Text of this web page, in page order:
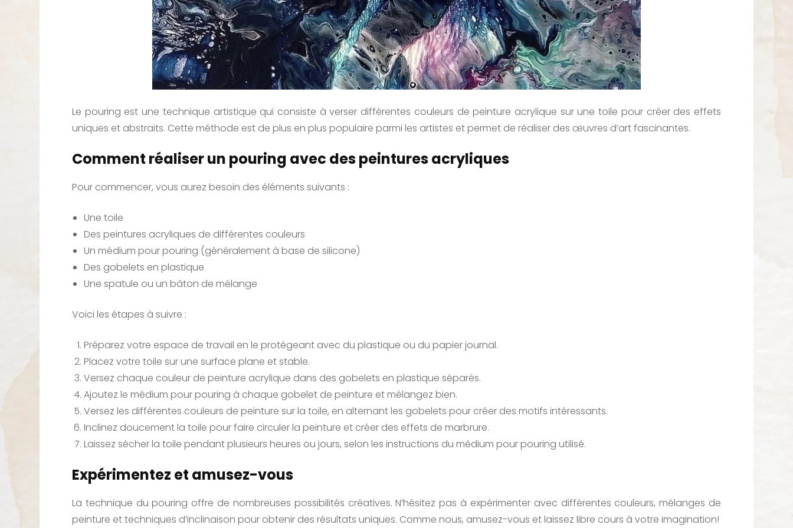
Le pouring est une technique artistique qui consiste à verser différentes couleurs de peinture acrylique sur une toile pour créer des effets
uniques et abstraits. Cette méthode est de plus en plus populaire parmi les artistes et permet de réaliser des œuvres d’art fascinantes.
Comment réaliser un pouring avec des peintures acryliques
Pour commencer, vous aurez besoin des éléments suivants :
Une toile
Des peintures acryliques de différentes couleurs
Un médium pour pouring (généralement à base de silicone)
Des gobelets en plastique
Une spatule ou un bâton de mélange
Voici les étapes à suivre :
Préparez votre espace de travail en le protégeant avec du plastique ou du papier journal.
Placez votre toile sur une surface plane et stable.
Versez chaque couleur de peinture acrylique dans des gobelets en plastique séparés.
Ajoutez le médium pour pouring à chaque gobelet de peinture et mélangez bien.
Versez les différentes couleurs de peinture sur la toile, en alternant les gobelets pour créer des motifs intéressants.
Inclinez doucement la toile pour faire circuler la peinture et créer des effets de marbrure.
Laissez sécher la toile pendant plusieurs heures ou jours, selon les instructions du médium pour pouring utilisé.
Expérimentez et amusez-vous
La technique du pouring offre de nombreuses possibilités créatives. N’hésitez pas à expérimenter avec différentes couleurs, mélanges de
peinture et techniques d’inclinaison pour obtenir des résultats uniques. Comme nous, amusez-vous et laissez libre cours à votre imagination!